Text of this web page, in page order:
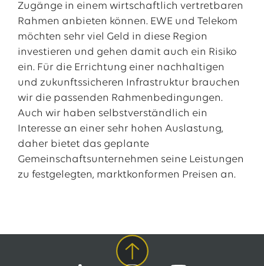
Zugänge in einem wirtschaftlich vertretbaren
Rahmen anbieten können. EWE und Telekom
möchten sehr viel Geld in diese Region
investieren und gehen damit auch ein Risiko
ein. Für die Errichtung einer nachhaltigen
und zukunftssicheren Infrastruktur brauchen
wir die passenden Rahmenbedingungen.
Auch wir haben selbstverständlich ein
Interesse an einer sehr hohen Auslastung,
daher bietet das geplante
Gemeinschaftsunternehmen seine Leistungen
zu festgelegten, marktkonformen Preisen an.